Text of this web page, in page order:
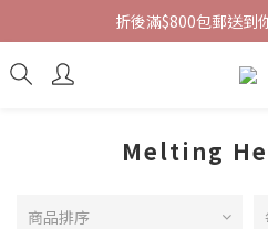
折後滿$800包郵送到
Melting
商品排序